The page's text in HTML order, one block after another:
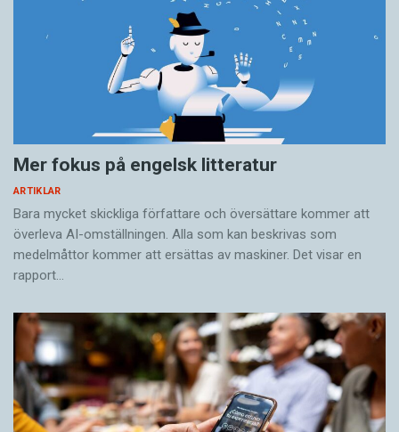
Mer fokus på engelsk litteratur
ARTIKLAR
Bara mycket skickliga författare och översättare ­kommer att
överleva AI-omställningen. Alla som kan beskrivas som
medelmåttor kommer att ersättas av maskiner. Det visar en
rapport…